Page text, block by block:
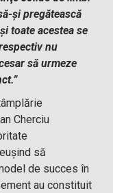
şi pregătească
toate acestea se
nu
să urmeze
Cherciu
să
de succes în
au constituit